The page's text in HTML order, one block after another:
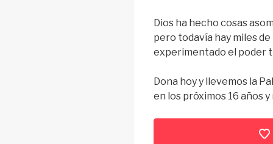
Dios ha hecho cosas
pero todavía hay miles
experimentado el poder
Dona hoy y llevemos la
en los próximos 16 años y